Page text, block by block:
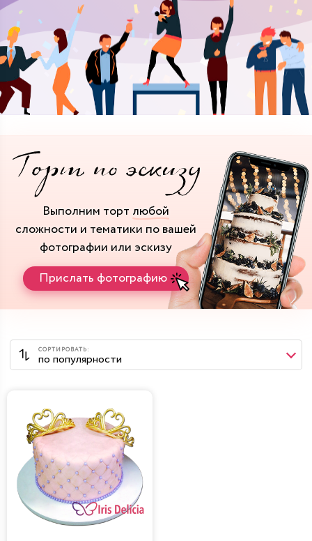
Выполним торт любой
сложности и тематики по вашей
фотографии или эскизу
Прислать фотографию